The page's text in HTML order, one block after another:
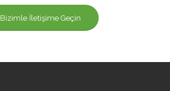
Bizimle İletişime Geçin